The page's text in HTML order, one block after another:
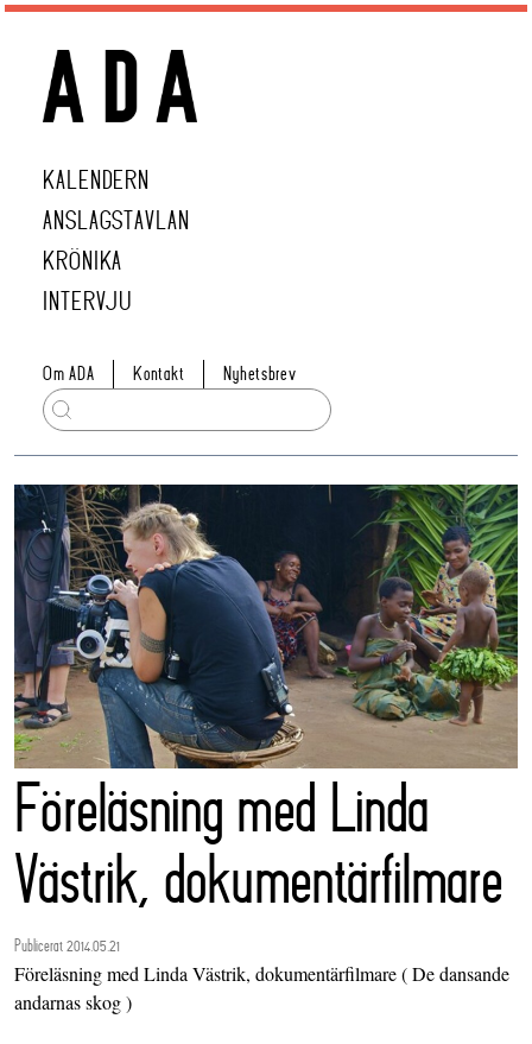
KALENDERN
ANSLAGSTAVLAN
KRÖNIKA
INTERVJU
Om ADA Kontakt Nyhetsbrev
Föreläsning med Linda
Västrik, dokumentärfilmare
Publicerat 2014.05.21
Föreläsning med Linda Västrik, dokumentärfilmare ( De dansande
andarnas skog )